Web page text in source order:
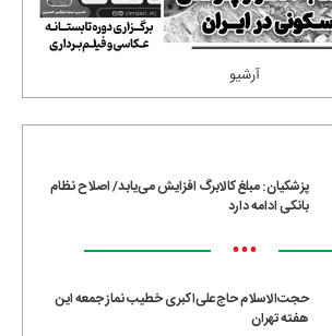
آرشیو
پزشکیان: مبلغ کالابرگ افزایش می‌یابد/ اصلاح نظام
بانکی ادامه دارد
•••
حجت‌الاسلام حاج‌علی‌اکبری خطیب نماز جمعه این
هفته تهران